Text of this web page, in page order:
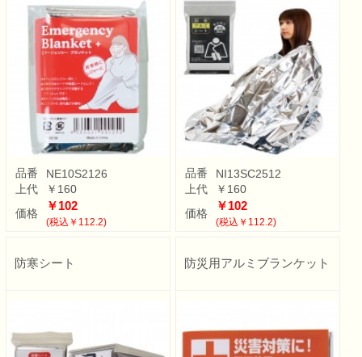
品番
NE10S2126
上代
￥160
価格
￥102
(税込￥112.2)
品番
NI13SC2512
上代
￥160
価格
￥102
(税込￥112.2)
防寒シート 防災用アルミブランケット